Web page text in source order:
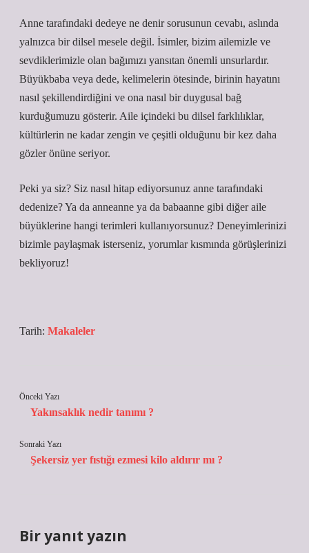
Anne tarafındaki dedeye ne denir sorusunun cevabı, aslında
yalnızca bir dilsel mesele değil. İsimler, bizim ailemizle ve
sevdiklerimizle olan bağımızı yansıtan önemli unsurlardır.
Büyükbaba veya dede, kelimelerin ötesinde, birinin hayatını
nasıl şekillendirdiğini ve ona nasıl bir duygusal bağ
kurduğumuzu gösterir. Aile içindeki bu dilsel farklılıklar,
kültürlerin ne kadar zengin ve çeşitli olduğunu bir kez daha
gözler önüne seriyor.
Peki ya siz? Siz nasıl hitap ediyorsunuz anne tarafındaki
dedenize? Ya da anneanne ya da babaanne gibi diğer aile
büyüklerine hangi terimleri kullanıyorsunuz? Deneyimlerinizi
bizimle paylaşmak isterseniz, yorumlar kısmında görüşlerinizi
bekliyoruz!
Tarih: Makaleler
Önceki Yazı
Yakınsaklık nedir tanımı ?
Sonraki Yazı
Şekersiz yer fıstığı ezmesi kilo aldırır mı ?
Bir yanıt yazın